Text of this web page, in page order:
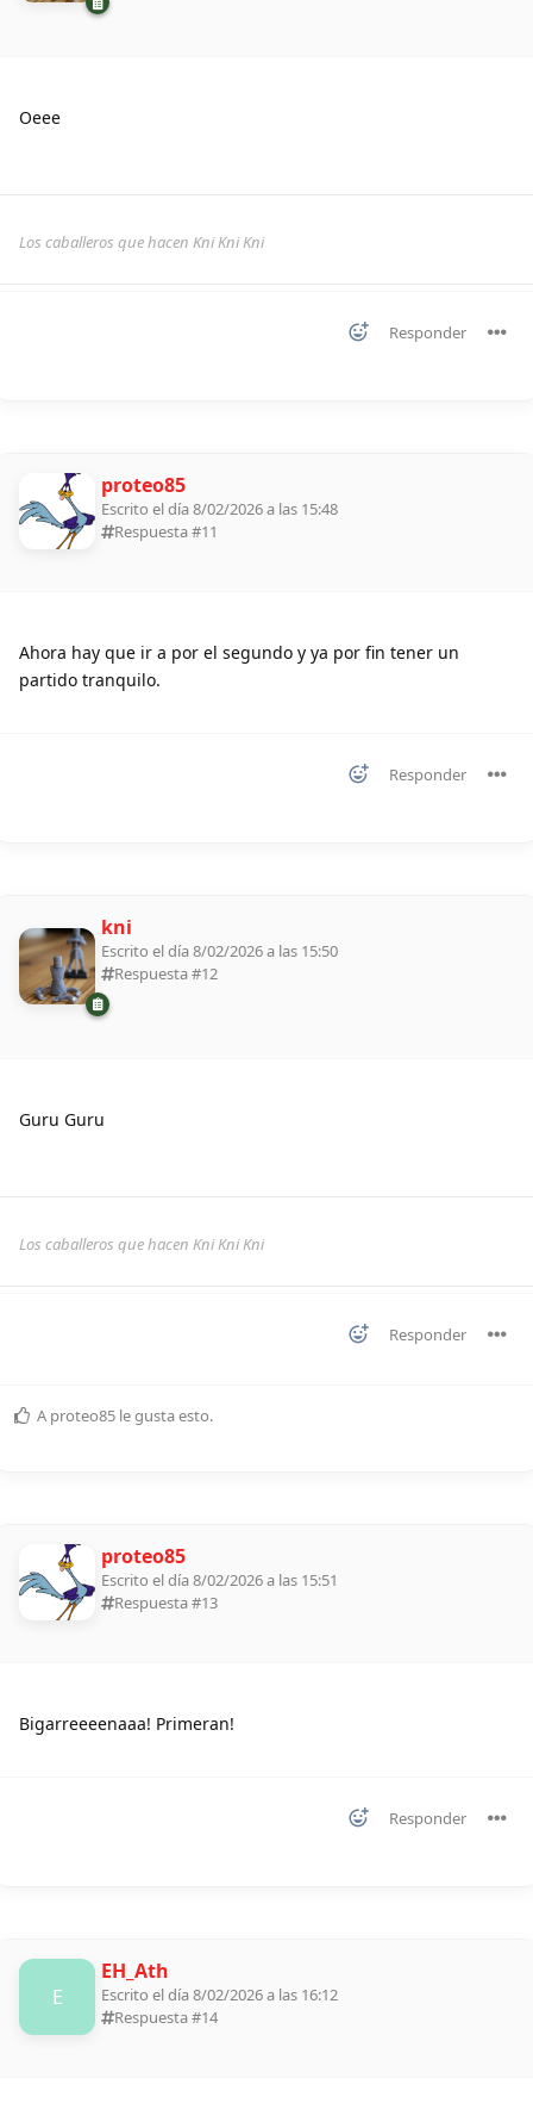
Oeee
Los caballeros que hacen Kni Kni Kni
Responder
proteo85
Escrito el día 8/02/2026 a las 15:48
Respuesta #11
Ahora hay que ir a por el segundo y ya por fin tener un
partido tranquilo.
Responder
kni
Escrito el día 8/02/2026 a las 15:50
Respuesta #12
Guru Guru
Los caballeros que hacen Kni Kni Kni
Responder
A proteo85 le gusta esto.
proteo85
Escrito el día 8/02/2026 a las 15:51
Respuesta #13
Bigarreeeenaaa! Primeran!
Responder
E
EH_Ath
Escrito el día 8/02/2026 a las 16:12
Respuesta #14